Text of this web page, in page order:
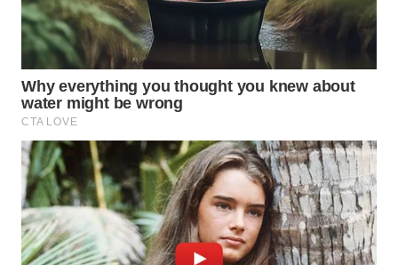
WN
MADURA
WN
SURABAYA
WN
NATUNA
WN
BINTAN